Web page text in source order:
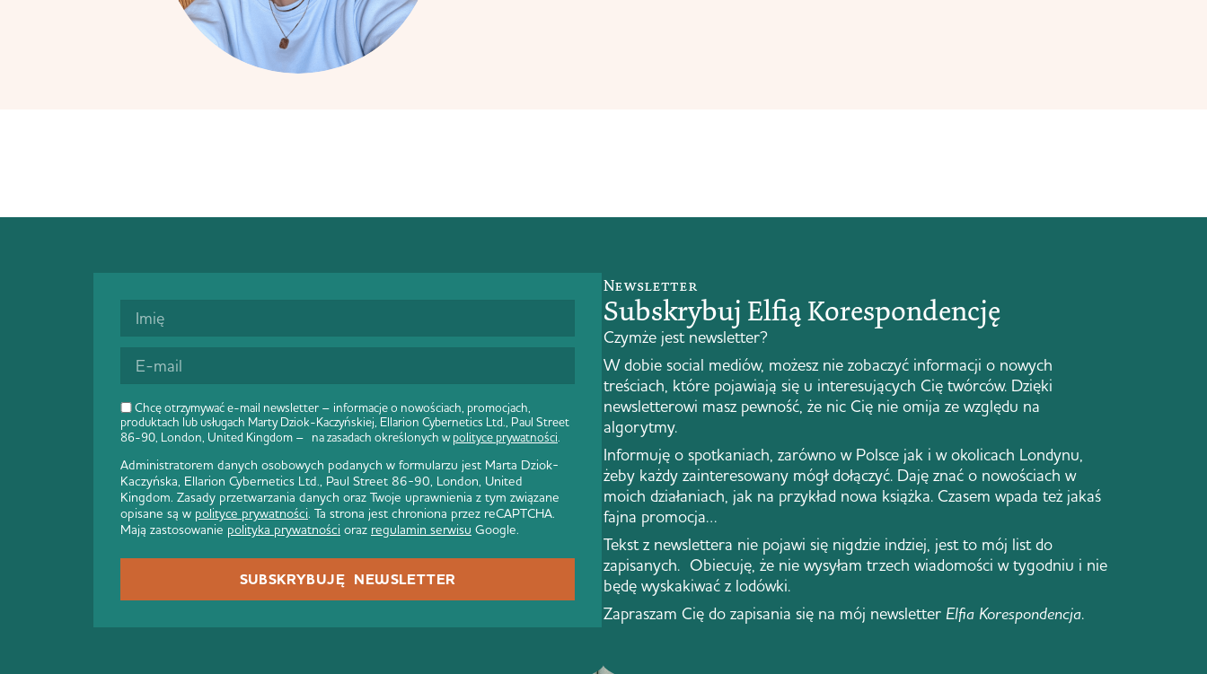
Chcę otrzymywać e-mail newsletter – informacje o nowościach, promocjach,
produktach lub usługach Marty Dziok-Kaczyńskiej, Ellarion Cybernetics Ltd., Paul Street
86-90, London, United Kingdom – na zasadach określonych wpolityce prywatności.
Administratorem danych osobowych podanych w formularzu jest Marta Dziok-
Kaczyńska, Ellarion Cybernetics Ltd., Paul Street 86-90, London, United
Kingdom. Zasady przetwarzania danych oraz Twoje uprawnienia z tym związane
opisane są w polityce prywatności. Ta strona jest chroniona przez reCAPTCHA.
Mają zastosowanie polityka prywatności oraz regulamin serwisu Google.
SUBSKRYBUJĘ NEWSLETTER
Newsletter
Subskrybuj Elfią Korespondencję
Czymże jest newsletter?
W dobie social mediów, możesz nie zobaczyć informacji o nowych
treściach, które pojawiają się u interesujących Cię twórców. Dzięki
newsletterowi masz pewność, że nic Cię nie omija ze względu na
algorytmy.
Informuję o spotkaniach, zarówno w Polsce jak i w okolicach Londynu,
żeby każdy zainteresowany mógł dołączyć. Daję znać o nowościach w
moich działaniach, jak na przykład nowa książka. Czasem wpada też jakaś
fajna promocja…
Tekst z newslettera nie pojawi się nigdzie indziej, jest to mój list do
zapisanych. Obiecuję, że nie wysyłam trzech wiadomości w tygodniu i nie
będę wyskakiwać z lodówki.
Zapraszam Cię do zapisania się na mój newsletter Elfia Korespondencja.